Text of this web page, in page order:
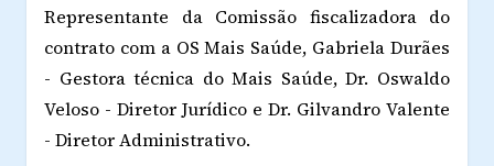
Representante da Comissão fiscalizadora do
contrato com a OS Mais Saúde, Gabriela Durães
- Gestora técnica do Mais Saúde, Dr. Oswaldo
Veloso - Diretor Jurídico e Dr. Gilvandro Valente
- Diretor Administrativo.